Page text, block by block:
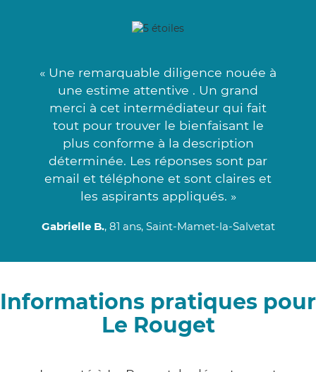
« Une remarquable diligence nouée à
une estime attentive . Un grand
merci à cet intermédiateur qui fait
tout pour trouver le bienfaisant le
plus conforme à la description
déterminée. Les réponses sont par
email et téléphone et sont claires et
les aspirants appliqués. »
Gabrielle B., 81 ans, Saint-Mamet-la-Salvetat
Informations pratiques pour
Le Rouget